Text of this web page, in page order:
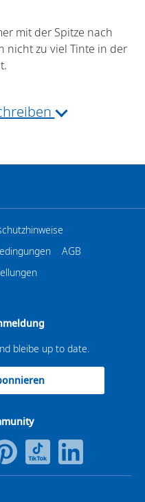
mit der Spitze nach
nicht zu viel Tinte in der
AGB
bleibe up to date.